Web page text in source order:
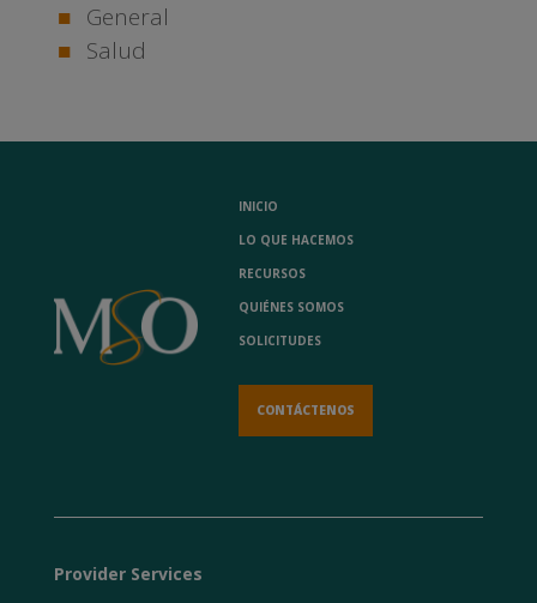
General
Salud
INICIO
LO QUE HACEMOS
RECURSOS
QUIÉNES SOMOS
SOLICITUDES
CONTÁCTENOS
Provider Services